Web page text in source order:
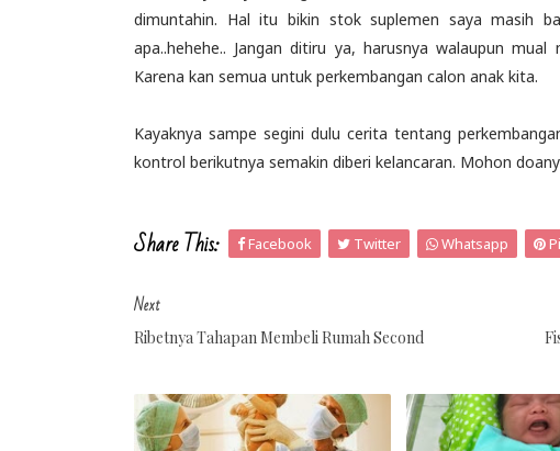
dimuntahin. Hal itu bikin stok suplemen saya masih
apa..hehehe.. Jangan ditiru ya, harusnya walaupun
Karena kan semua untuk perkembangan calon anak kita.
Kayaknya sampe segini dulu cerita tentang
kontrol berikutnya semakin diberi kelancaran. Mohon
Share This: Facebook Twitter Whatsapp
Next
Ribetnya Tahapan Membeli Rumah Second